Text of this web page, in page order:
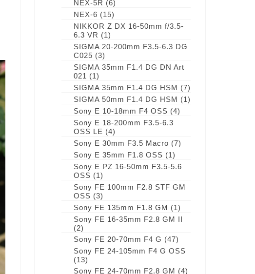
NEX-5R (6)
NEX-6 (15)
NIKKOR Z DX 16-50mm f/3.5-
6.3 VR (1)
SIGMA 20-200mm F3.5-6.3 DG
C025 (3)
SIGMA 35mm F1.4 DG DN Art
021 (1)
SIGMA 35mm F1.4 DG HSM (7)
SIGMA 50mm F1.4 DG HSM (1)
Sony E 10-18mm F4 OSS (4)
Sony E 18-200mm F3.5-6.3
OSS LE (4)
Sony E 30mm F3.5 Macro (7)
Sony E 35mm F1.8 OSS (1)
Sony E PZ 16-50mm F3.5-5.6
OSS (1)
Sony FE 100mm F2.8 STF GM
OSS (3)
Sony FE 135mm F1.8 GM (1)
Sony FE 16-35mm F2.8 GM II
(2)
Sony FE 20-70mm F4 G (47)
Sony FE 24-105mm F4 G OSS
(13)
Sony FE 24-70mm F2.8 GM (4)